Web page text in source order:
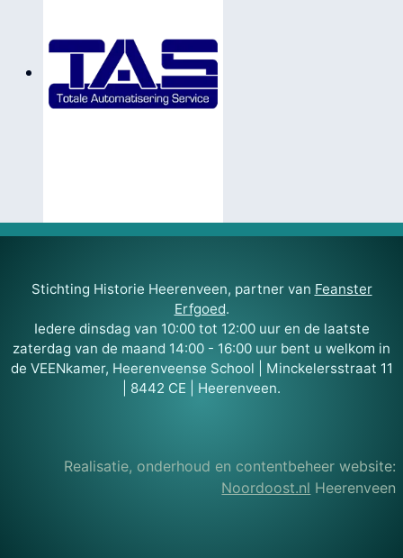
Stichting Historie Heerenveen, partner van Feanster
Erfgoed.
Iedere dinsdag van 10:00 tot 12:00 uur en de laatste
zaterdag van de maand 14:00 - 16:00 uur bent u welkom in
de VEENkamer, Heerenveense School | Minckelersstraat 11
| 8442 CE | Heerenveen.
Realisatie, onderhoud en contentbeheer website:
Noordoost.nl Heerenveen